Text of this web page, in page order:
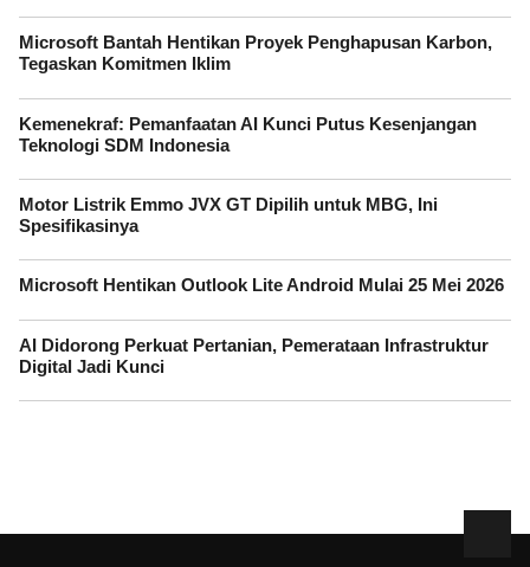
Microsoft Bantah Hentikan Proyek Penghapusan Karbon,
Tegaskan Komitmen Iklim
Kemenekraf: Pemanfaatan AI Kunci Putus Kesenjangan
Teknologi SDM Indonesia
Motor Listrik Emmo JVX GT Dipilih untuk MBG, Ini
Spesifikasinya
Microsoft Hentikan Outlook Lite Android Mulai 25 Mei 2026
AI Didorong Perkuat Pertanian, Pemerataan Infrastruktur
Digital Jadi Kunci